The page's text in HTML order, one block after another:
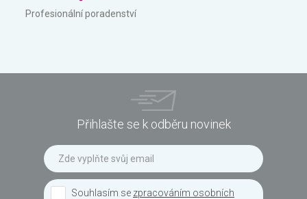
Profesionální poradenství
Přihlašte se k odběru novinek
Souhlasím se zpracováním osobních